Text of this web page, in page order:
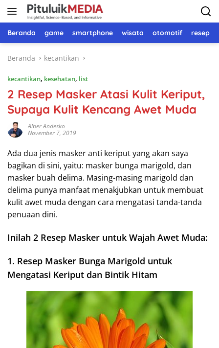
Langsung
Beranda game smartphone wisata otomotif resep
Beranda kecantikan
kecantikan, kesehatan, list
2 Resep Masker Atasi Kulit Keriput,
Supaya Kulit Kencang Awet Muda
Alber Andesko
November 7, 2019
Ada dua jenis masker anti keriput yang akan saya
bagikan di sini, yaitu: masker bunga marigold, dan
masker buah delima. Masing-masing marigold dan
delima punya manfaat menakjubkan untuk membuat
kulit awet muda dengan cara mengatasi tanda-tanda
penuaan dini.
Inilah 2 Resep Masker untuk Wajah Awet Muda:
1. Resep Masker Bunga Marigold untuk
Mengatasi Keriput dan Bintik Hitam